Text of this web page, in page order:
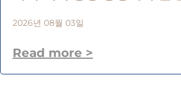
2026년 08월 03일
Read more >